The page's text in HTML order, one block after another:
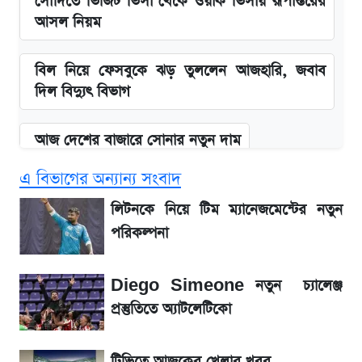
আসল নিয়ম
বিল নিয়ে ফেসবুকে ঝড় তুললেন আজহারি, জবাব
দিল বিদ্যুৎ বিভাগ
আজ দেশের বাজারে সোনার নতুন দাম
'এমবাপ্পে বাংলাদেশে'—বড় ঘোষণার পর যা জানাল
সরকার
BCB compliance report উঠে এলো
গুরুত্বপূর্ণ সুপারিশ
নবম পে-স্কেল নিয়ে চূড়ান্ত প্রস্তুতি, অপেক্ষা মন্ত্রিসভার
অনুমোদনের
এ বিভাগের অন্যান্য সংবাদ
লিটনকে নিয়ে টিম ম্যানেজমেন্টের নতুন
পরিকল্পনা
Diego Simeone নতুন চ্যালেঞ্জ
প্রস্তুতিতে অ্যাটলেটিকো